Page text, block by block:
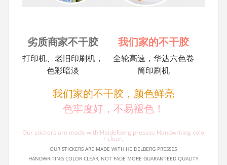
劣质商家不干胶
打印机、老旧印刷机，
色彩暗淡
我们家的不干胶
全轮高速，华达六色卷
筒印刷机
我们家的不干胶，颜色鲜亮
色牢度好，不易褪色！
Our stickers are made with Heidelberg presses Handwriting colo
r clear,
OUR STICKERS ARE MADE WITH HEIDELBERG PRESSES
HANDWRITING COLOR CLEAR, NOT FADE MORE GUARANTEED QUALITY